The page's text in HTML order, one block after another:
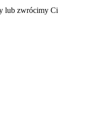
lub zwrócimy Ci